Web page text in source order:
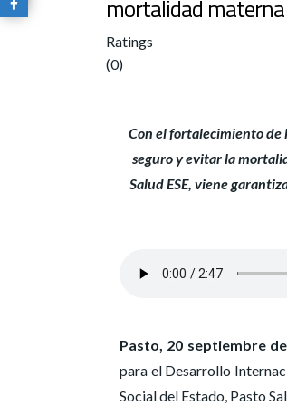
mortalidad materna
Ratings
(0)
Con el fortalecimiento de
seguro y evitar la
Salud ESE, viene
Pasto, 20 septiembre
para el Desarrollo
Social del Estado, Pasto